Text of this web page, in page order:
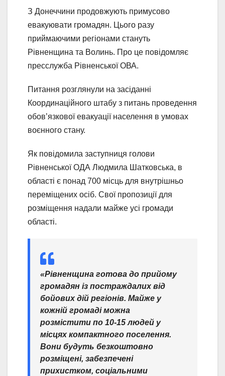
З Донеччини продовжують примусово
евакуювати громадян. Цього разу
приймаючими регіонами стануть
Рівненщина та Волинь. Про це повідомляє
пресслужба Рівненської ОВА.
Питання розглянули на засіданні
Координаційного штабу з питань проведення
обов’язкової евакуації населення в умовах
воєнного стану.
Як повідомила заступниця голови
Рівненської ОДА Людмила Шатковська, в
області є понад 700 місць для внутрішньо
переміщених осіб. Свої пропозиції для
розміщення надали майже усі громади
області.
«Рівненщина готова до прийому
громадян із постраждалих від
бойових дій регіонів. Майже у
кожній громаді можна
розмістити по 10-15 людей у
місцях компактного поселення.
Вони будуть безкоштовно
розміщені, забезпечені
прихистком, соціальними